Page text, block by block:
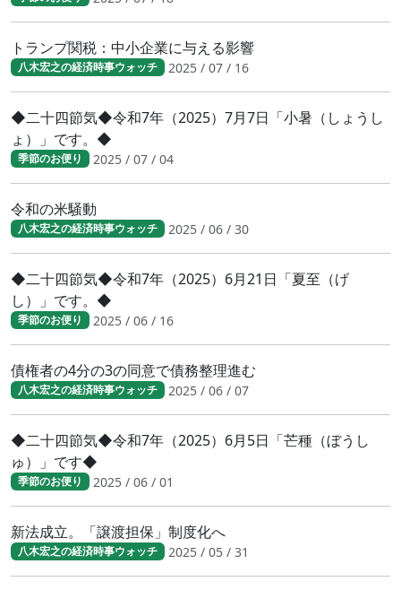
トランプ関税：中小企業に与える影響
八木宏之の経済時事ウォッチ 2025 / 07 / 16
◆二十四節気◆令和7年（2025）7月7日「小暑（しょうし
ょ）」です。◆
季節のお便り 2025 / 07 / 04
令和の米騒動
八木宏之の経済時事ウォッチ 2025 / 06 / 30
◆二十四節気◆令和7年（2025）6月21日「夏至（げ
し）」です。◆
季節のお便り 2025 / 06 / 16
債権者の4分の3の同意で債務整理進む
八木宏之の経済時事ウォッチ 2025 / 06 / 07
◆二十四節気◆令和7年（2025）6月5日「芒種（ぼうし
ゅ）」です◆
季節のお便り 2025 / 06 / 01
新法成立。「譲渡担保」制度化へ
八木宏之の経済時事ウォッチ 2025 / 05 / 31